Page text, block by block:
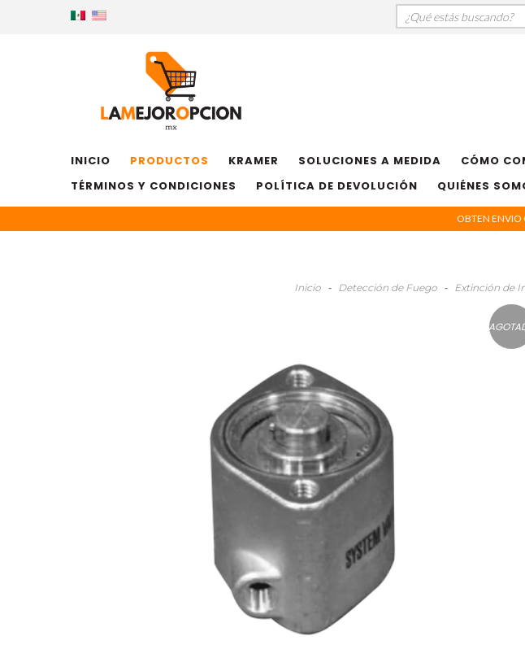
INICIO PRODUCTOS KRAMER SOLUCIONES A MEDIDA CÓMO
TÉRMINOS Y CONDICIONES
POLÍTICA DE DEVOLUCIÓN QUIÉNES
OBTEN ENVIO
Inicio - Detección de Fuego - Extinción de